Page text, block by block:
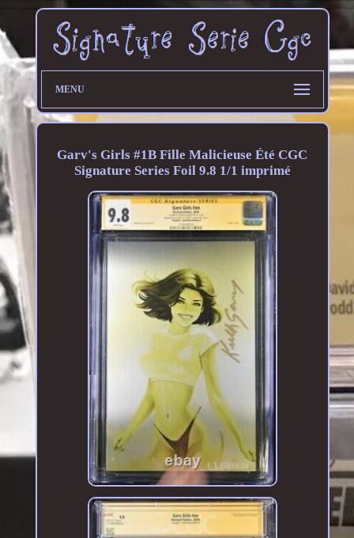
MENU
Garv's Girls #1B Fille Malicieuse Été CGC
Signature Series Foil 9.8 1/1 imprimé